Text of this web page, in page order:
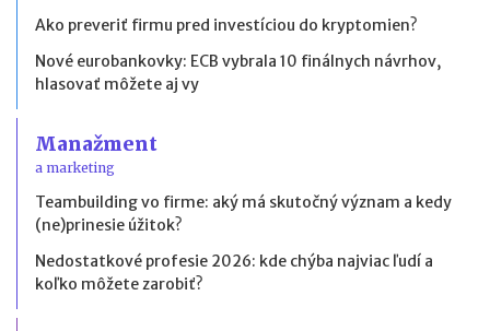
Ako preveriť firmu pred investíciou do kryptomien?
Nové eurobankovky: ECB vybrala 10 finálnych návrhov,
hlasovať môžete aj vy
Manažment
a marketing
Teambuilding vo firme: aký má skutočný význam a kedy
(ne)prinesie úžitok?
Nedostatkové profesie 2026: kde chýba najviac ľudí a
koľko môžete zarobiť?